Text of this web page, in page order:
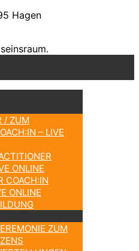
Hagen
/ ZUM
– LIVE
ONLINE
COACH:IN
ONLINE
ZUM